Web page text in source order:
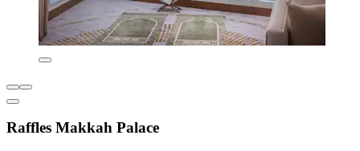
Raffles Makkah Palace